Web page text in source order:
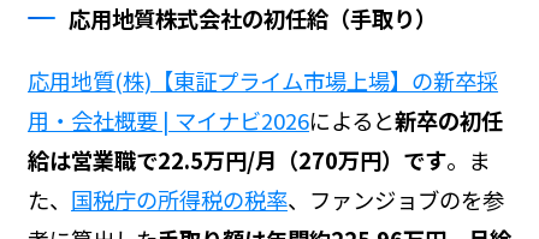
応用地質株式会社の初任給（手取り）
応用地質(株)【東証プライム市場上場】の新卒採
用・会社概要 | マイナビ2026によると新卒の初任
給は営業職で22.5万円/月（270万円）です。ま
た、 国税庁の所得税の税率、ファンジョブのを参